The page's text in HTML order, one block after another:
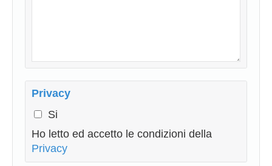
Privacy
Si
Ho letto ed accetto le condizioni della
Privacy